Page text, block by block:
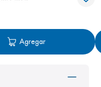
Agregar